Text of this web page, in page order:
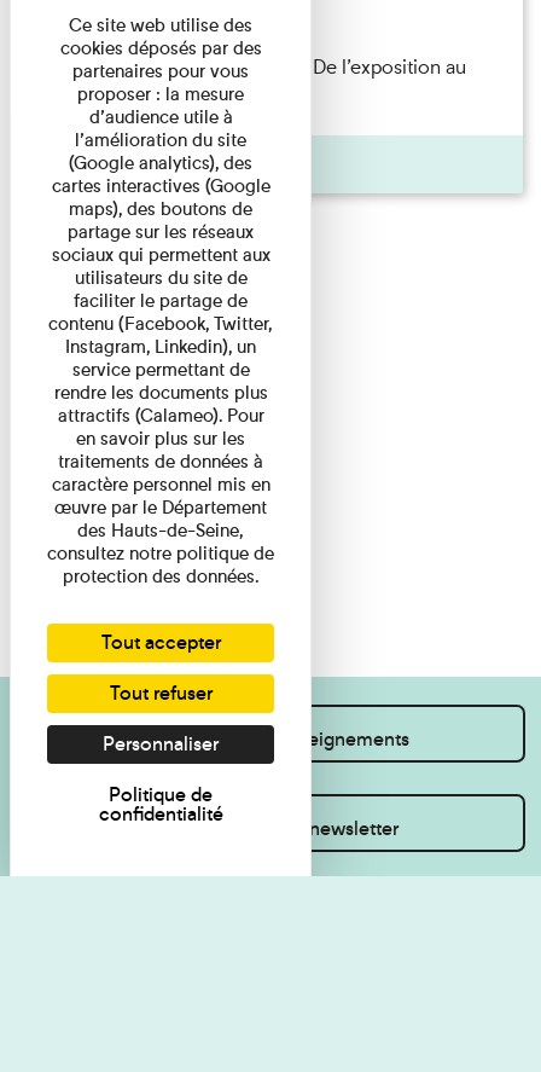
Lecture
Les Invités de l’Imprimerie n°8. De l’exposition au
livre. Modernités ...
Pages
Je souhaite des renseignements
Inscrivez-vous à la newsletter
Ce site web utilise des
cookies déposés par des
partenaires pour vous
proposer : la mesure
d’audience utile à
l’amélioration du site
(Google analytics), des
cartes interactives (Google
maps), des boutons de
partage sur les réseaux
sociaux qui permettent aux
utilisateurs du site de
faciliter le partage de
contenu (Facebook, Twitter,
Instagram, Linkedin), un
service permettant de
rendre les documents plus
attractifs (Calameo). Pour
en savoir plus sur les
traitements de données à
caractère personnel mis en
œuvre par le Département
des Hauts-de-Seine,
consultez notre politique de
protection des données.
Tout accepter
Tout refuser
Personnaliser
Politique de
confidentialité